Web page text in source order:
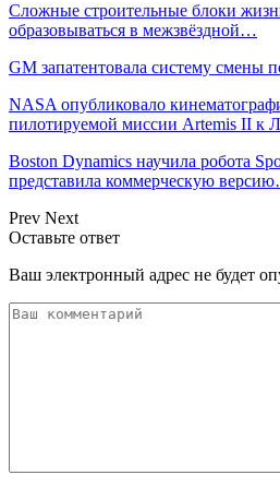
Сложные строительные блоки
образовываться в межзвёздной…
GM запатентовала систему смены
NASA опубликовало
пилотируемой миссии Artemis II к
Boston Dynamics научила робота
представила коммерческую
Prev Next
Оставьте ответ
Ваш электронный адрес не будет